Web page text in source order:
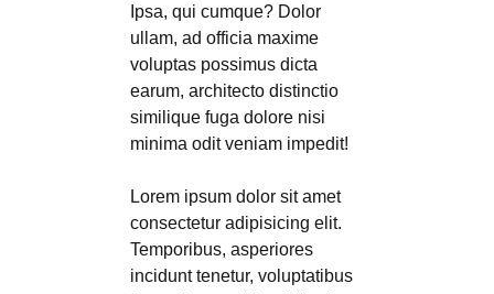
Ipsa, qui cumque? Dolor
ullam, ad officia maxime
voluptas possimus dicta
earum, architecto distinctio
similique fuga dolore nisi
minima odit veniam impedit!
Lorem ipsum dolor sit amet
consectetur adipisicing elit.
Temporibus, asperiores
incidunt tenetur, voluptatibus